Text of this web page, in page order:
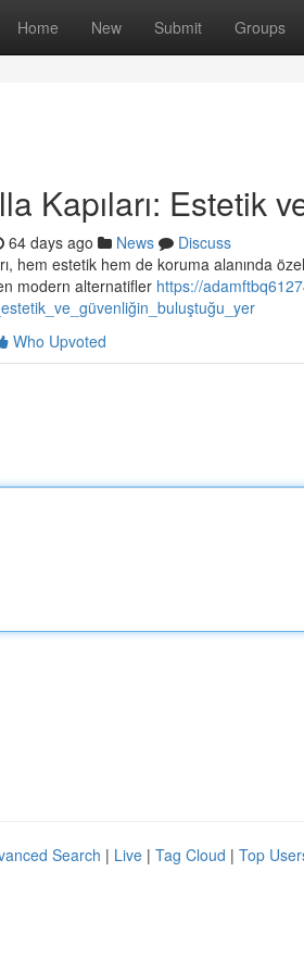
Home New Submit Groups
Kapıları: Estetik
64 days ago News
Discuss
hem estetik hem de koruma alanında
modern alternatifler https://
Who Upvoted
Search | Live | Tag Cloud | Top